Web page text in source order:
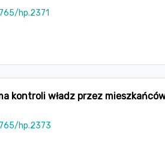
hp.2371
kontroli władz przez
hp.2373